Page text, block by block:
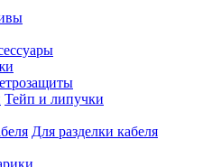
Тейп и липучки
Для разделки кабеля